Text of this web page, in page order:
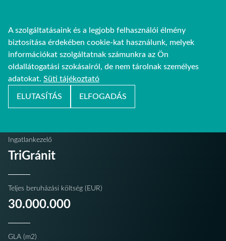
Budapest
Millennium Tower II.
Ingatlankezelő
TriGránit
Teljes beruházási költség (EUR)
30.000.000
GLA (m2)
A szolgáltatásaink és a legjobb felhasználói élmény
biztosítása érdekében cookie-kat használunk, melyek
információkat szolgáltatnak számunkra az Ön
oldallátogatási szokásairól, de nem tárolnak személyes
adatokat. Süti tájékoztató
ELUTASÍTÁS ELFOGADÁS